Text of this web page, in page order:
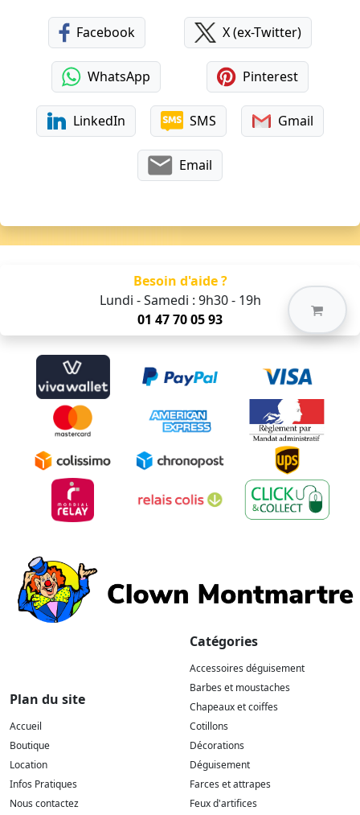
Facebook X (ex-Twitter)
WhatsApp Pinterest
LinkedIn SMS Gmail
Email
Besoin d'aide ?
Lundi - Samedi : 9h30 - 19h
01 47 70 05 93
Plan du site
Accueil
Boutique
Location
Infos Pratiques
Nous contactez
Catégories
Accessoires déguisement
Barbes et moustaches
Chapeaux et coiffes
Cotillons
Décorations
Déguisement
Farces et attrapes
Feux d'artifices